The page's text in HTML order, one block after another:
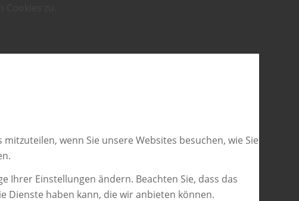
wenn Sie unsere Websites besuchen, wie Sie
Ihrer Einstellungen ändern. Beachten Sie, dass das
Dienste haben kann, die wir anbieten können.